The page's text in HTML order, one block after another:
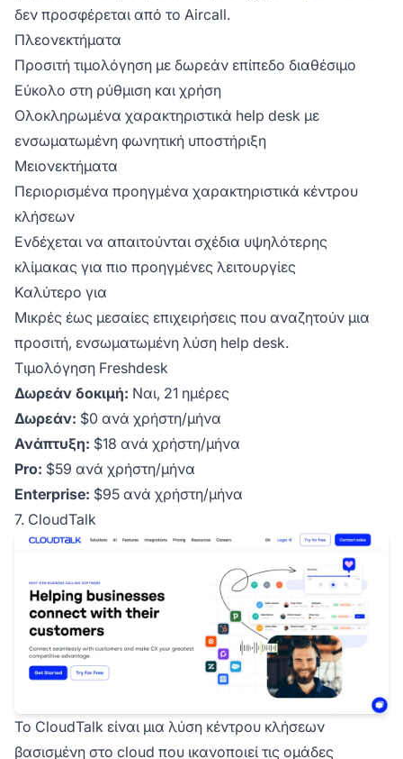
δεν προσφέρεται από το Aircall.
Πλεονεκτήματα
Προσιτή τιμολόγηση με δωρεάν επίπεδο διαθέσιμο
Εύκολο στη ρύθμιση και χρήση
Ολοκληρωμένα χαρακτηριστικά help desk με
ενσωματωμένη φωνητική υποστήριξη
Μειονεκτήματα
Περιορισμένα προηγμένα χαρακτηριστικά κέντρου
κλήσεων
Ενδέχεται να απαιτούνται σχέδια υψηλότερης
κλίμακας για πιο προηγμένες λειτουργίες
Καλύτερο για
Μικρές έως μεσαίες επιχειρήσεις που αναζητούν μια
προσιτή, ενσωματωμένη λύση help desk.
Τιμολόγηση Freshdesk
Δωρεάν δοκιμή: Ναι, 21 ημέρες
Δωρεάν: $0 ανά χρήστη/μήνα
Ανάπτυξη: $18 ανά χρήστη/μήνα
Pro: $59 ανά χρήστη/μήνα
Enterprise: $95 ανά χρήστη/μήνα
7. CloudTalk
Το CloudTalk είναι μια λύση κέντρου κλήσεων
βασισμένη στο cloud που ικανοποιεί τις ομάδες